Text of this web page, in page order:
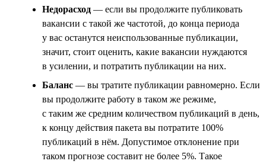
Недорасход — если вы продолжите публиковать
вакансии с такой же частотой, до конца периода
у вас останутся неиспользованные публикации,
значит, стоит оценить, какие вакансии нуждаются
в усилении, и потратить публикации на них.
Баланс — вы тратите публикации равномерно. Если
вы продолжите работу в таком же режиме,
с таким же средним количеством публикаций в день,
к концу действия пакета вы потратите 100%
публикаций в нём. Допустимое отклонение при
таком прогнозе составит не более 5%. Такое